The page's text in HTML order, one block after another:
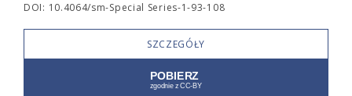
DOI: 10.4064/sm-Special Series-1-93-108
SZCZEGÓŁY